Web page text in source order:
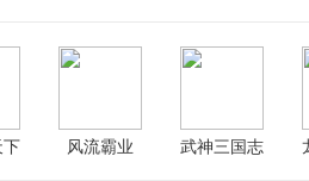
下 风流霸业 武神三国志